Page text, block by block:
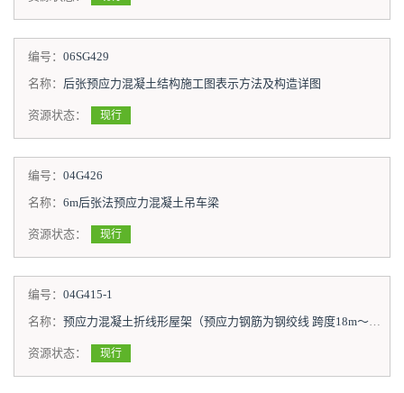
编号： 06SG429
名称： 后张预应力混凝土结构施工图表示方法及构造详图
资源状态： 现行
编号： 04G426
名称： 6m后张法预应力混凝土吊车梁
资源状态： 现行
编号： 04G415-1
名称： 预应力混凝土折线形屋架（预应力钢筋为钢绞线 跨度18m～30m）
资源状态： 现行